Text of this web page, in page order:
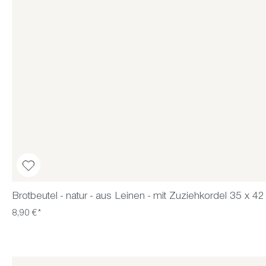
Brotbeutel - natur - aus Leinen - mit Zuziehkordel 35 x
8,90 €*